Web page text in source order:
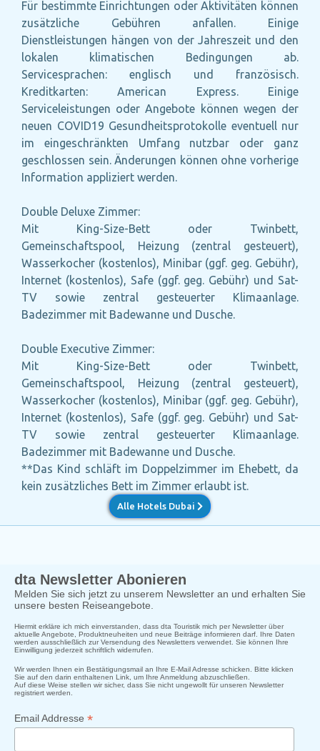
Für bestimmte Einrichtungen oder Aktivitäten können
zusätzliche Gebühren anfallen. Einige
Dienstleistungen hängen von der Jahreszeit und den
lokalen klimatischen Bedingungen ab.
Servicesprachen: englisch und französisch.
Kreditkarten: American Express. Einige
Serviceleistungen oder Angebote können wegen der
neuen COVID19 Gesundheitsprotokolle eventuell nur
im eingeschränkten Umfang nutzbar oder ganz
geschlossen sein. Änderungen können ohne vorherige
Information appliziert werden.
Double Deluxe Zimmer:
Mit King-Size-Bett oder Twinbett,
Gemeinschaftspool, Heizung (zentral gesteuert),
Wasserkocher (kostenlos), Minibar (ggf. geg. Gebühr),
Internet (kostenlos), Safe (ggf. geg. Gebühr) und Sat-
TV sowie zentral gesteuerter Klimaanlage.
Badezimmer mit Badewanne und Dusche.
Double Executive Zimmer:
Mit King-Size-Bett oder Twinbett,
Gemeinschaftspool, Heizung (zentral gesteuert),
Wasserkocher (kostenlos), Minibar (ggf. geg. Gebühr),
Internet (kostenlos), Safe (ggf. geg. Gebühr) und Sat-
TV sowie zentral gesteuerter Klimaanlage.
Badezimmer mit Badewanne und Dusche.
**Das Kind schläft im Doppelzimmer im Ehebett, da
kein zusätzliches Bett im Zimmer erlaubt ist.
Alle Hotels Dubai
dta Newsletter Abonieren
Melden Sie sich jetzt zu unserem Newsletter an und erhalten Sie
unsere besten Reiseangebote.
Hiermit erkläre ich mich einverstanden, dass dta Touristik mich per Newsletter über
aktuelle Angebote, Produktneuheiten und neue Beiträge informieren darf. Ihre Daten
werden ausschließlich zur Versendung des Newsletters verwendet. Sie können Ihre
Einwilligung jederzeit schriftlich widerrufen.
Wir werden Ihnen ein Bestätigungsmail an Ihre E-Mail Adresse schicken. Bitte klicken
Sie auf den darin enthaltenen Link, um Ihre Anmeldung abzuschließen.
Auf diese Weise stellen wir sicher, dass Sie nicht ungewollt für unseren Newsletter
registriert werden.
Email Addresse *